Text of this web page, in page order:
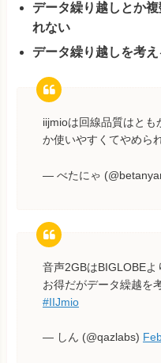
データ繰り越しとか
れない
データ繰り越しを考
iijmioは回線品質はとも
か使いやすくてやめら
— べたにゃ
音声2GBはBIGLOBE
お得だがデータ繰越を
#IIJmio
— しん (@qazlabs)